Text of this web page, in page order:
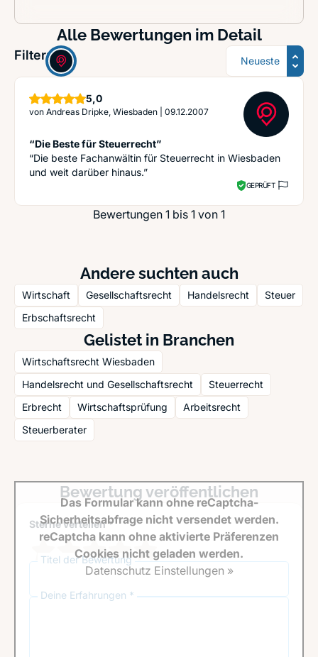
Alle Bewertungen im Detail
Filter: Sortierung
5,0Sterne
von Andreas Dripke, Wiesbaden 09.12.2007
“Die Beste für Steuerrecht”
“Die beste Fachanwältin für Steuerrecht in Wiesbaden
und weit darüber hinaus.”
GEPRÜFT
Bewertungen 1 bis 1 von 1
Andere suchten auch
Wirtschaft Gesellschaftsrecht Handelsrecht
Steuer
Erbschaftsrecht
Gelistet in Branchen
Wirtschaftsrecht Wiesbaden
Handelsrecht und Gesellschaftsrecht
Steuerrecht
Erbrecht
Wirtschaftsprüfung
Arbeitsrecht
Steuerberater
Bewertung veröffentlichen
Sterne verteilen *
Titel der Bewertung
Deine Erfahrungen *
Das Formular kann ohne reCaptcha-
Sicherheitsabfrage nicht versendet werden.
reCaptcha kann ohne aktivierte Präferenzen
Cookies nicht geladen werden.
Datenschutz Einstellungen »